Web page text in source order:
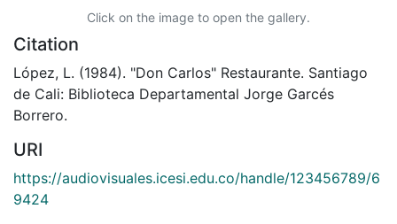
Click on the image to open the gallery.
Citation
López, L. (1984). "Don Carlos" Restaurante. Santiago
de Cali: Biblioteca Departamental Jorge Garcés
Borrero.
URI
https://audiovisuales.icesi.edu.co/handle/123456789/6
9424